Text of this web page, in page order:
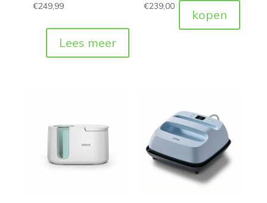
€249,99
Lees meer
€239,00
kopen